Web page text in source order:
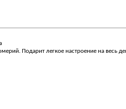
Подарит легкое настроение на весь